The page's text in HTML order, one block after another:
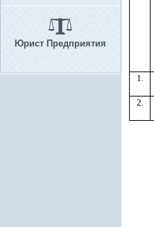
Юрист Предприятия
1.
2.